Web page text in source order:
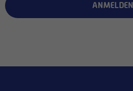
ANMELDEN